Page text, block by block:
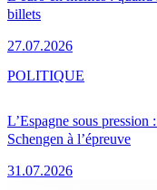
billets
27.07.2026
L’Espagne sous
Schengen à l’épreuve
31.07.2026
POLITIQUE